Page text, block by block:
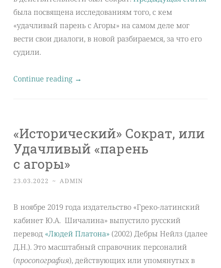
была посвящена исследованиям того, с кем
«удачливый парень с Агоры» на самом деле мог
вести свои диалоги, в новой разбираемся, за что его
судили.
Continue reading →
«Исторический» Сократ, или
Удачливый «парень
с агоры»
23.03.2022 ~ ADMIN
В ноябре 2019 года издательство «Греко-латинский
кабинет Ю.А. Шичалина» выпустило русский
перевод «Людей Платона» (2002) Дебры Нейлз (далее
Д.Н.). Это масштабный справочник персоналий
(просопография), действующих или упомянутых в